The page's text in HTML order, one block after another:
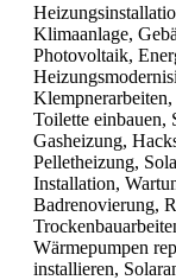
Klimaanlage,
Photovoltaik,
Toilette einbauen,
Gasheizung,
Pelletheizung,
Installation,
Badrenovierung,
Wärmepumpen
installieren,